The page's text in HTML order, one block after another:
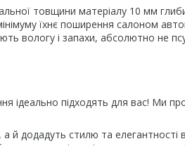
товщини матеріалу 10 мм
їхнє поширення салоном
вологу і запахи, абсолютно не
ідеально підходять для вас! Ми
а й додадуть стилю та